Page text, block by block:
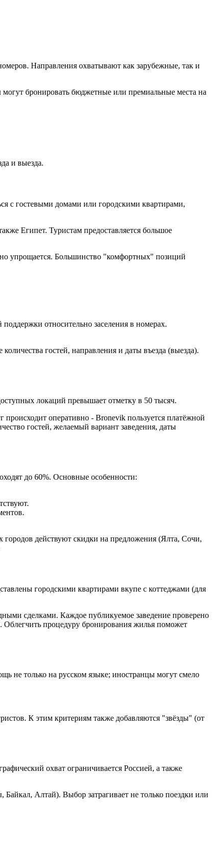
Направления охватывают как зарубежные, так и
бронировать бюджетные или премиальные места на
и выезда.
с гостевыми домами или городскими квартирами,
Египет. Туристам предоставляется большое
упрощается. Большинство "комфортных" позиций
относительно заселения в номерах.
гостей, направления и даты въезда (выезда).
локаций превышает отметку в 50 тысяч.
оперативно - Bronevik пользуется платёжной
гостей, желаемый вариант заведения, даты
до 60%. Основные особенности:
городов действуют скидки на предложения (Ялта, Сочи,
городскими квартирами вкупе с коттеджами (для
сделками. Каждое публикуемое заведение проверено
процедуру бронирования жилья поможет
не только на русском языке; иностранцы могут смело
К этим критериям также добавляются "звёзды" (от
охват ограничивается Россией, а также
Алтай). Выбор затрагивает не только поездки или